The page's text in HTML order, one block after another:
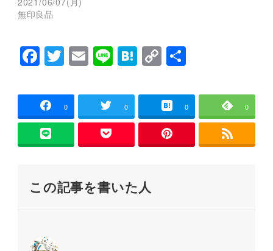
ま
す
い
ウ
で
開
)
無印良品
F
c
e
b
o
k
T
tt
er
E
ai
l
Li
e
H
e
n
C
p
y
Li
n
共
0 0 0 0
この記事を書いた人